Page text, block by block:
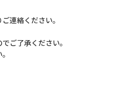
連絡ください。
ご了承ください。